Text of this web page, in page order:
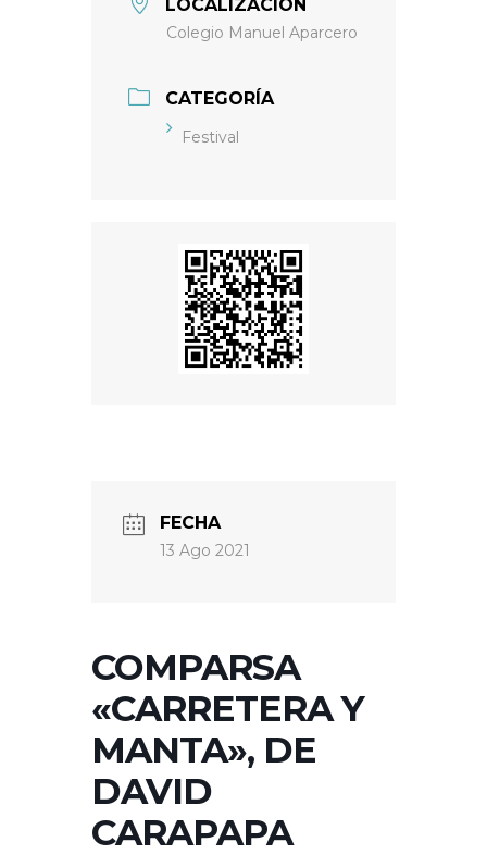
LOCALIZACIÓN
Colegio Manuel Aparcero
CATEGORÍA
Festival
FECHA
13 Ago 2021
COMPARSA
«CARRETERA Y
MANTA», DE
DAVID
CARAPAPA